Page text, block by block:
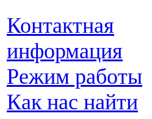
Контактная
информация
Режим работы
Как нас найти